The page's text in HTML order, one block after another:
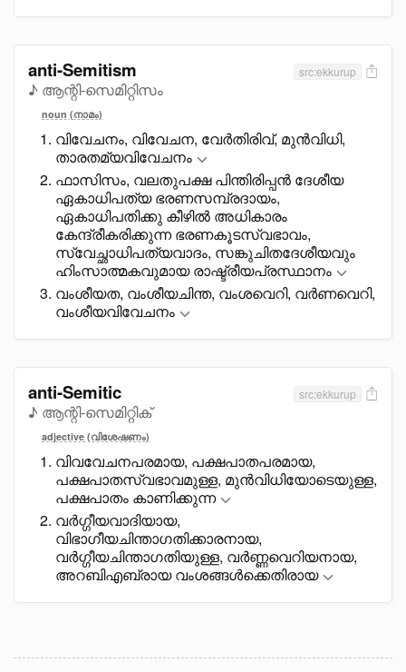
anti-Semitism
♪ ആന്റി-സെമിറ്റിസം
src:ekkurup
noun (നാമം)
വിവേചനം, വിവേചന, വേർതിരിവ്, മുൻവിധി,
താരതമ്യവിവേചനം
ഫാസിസം, വലതുപക്ഷ പിന്തിരിപ്പൻ ദേശീയ
ഏകാധിപത്യ ഭരണസമ്പ്രദായം,
ഏകാധിപതിക്കു കീഴിൽ അധികാരം
കേന്ദ്രീകരിക്കുന്ന ഭരണകൂടസ്വഭാവം,
സ്വേച്ഛാധിപത്യവാദം, സങ്കുചിതദേശീയവും
ഹിംസാത്മകവുമായ രാഷ്ട്രീയപ്രസ്ഥാനം
വംശീയത, വംശീയചിന്ത, വംശവെറി, വർണവെറി,
വംശീയവിവേചനം
anti-Semitic
♪ ആന്റി-സെമിറ്റിക്
src:ekkurup
adjective (വിശേഷണം)
വിവവേചനപരമായ, പക്ഷപാതപരമായ,
പക്ഷപാതസ്വഭാവമുള്ള, മുൻവിധിയോടെയുള്ള,
പക്ഷപാതം കാണിക്കുന്ന
വർഗ്ഗീയവാദിയായ,
വിഭാഗീയചിന്താഗതിക്കാരനായ,
വർഗ്ഗീയചിന്താഗതിയുള്ള, വർണ്ണവെറിയനായ,
അറബിഎബ്രായ വംശങ്ങൾക്കെതിരായ